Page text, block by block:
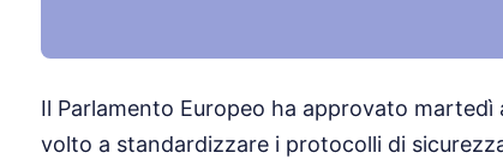
Il Parlamento Europeo ha approvato
volto a standardizzare i protocolli di